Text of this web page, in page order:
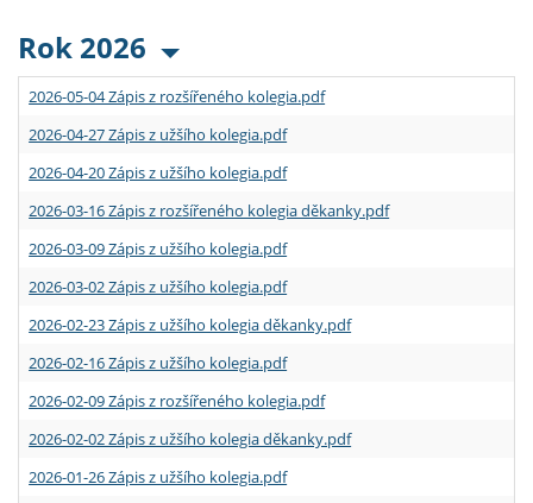
Rok 2026
2026-05-04 Zápis z rozšířeného kolegia.pdf
2026-04-27 Zápis z užšího kolegia.pdf
2026-04-20 Zápis z užšího kolegia.pdf
2026-03-16 Zápis z rozšířeného kolegia děkanky.pdf
2026-03-09 Zápis z užšího kolegia.pdf
2026-03-02 Zápis z užšího kolegia.pdf
2026-02-23 Zápis z užšího kolegia děkanky.pdf
2026-02-16 Zápis z užšího kolegia.pdf
2026-02-09 Zápis z rozšířeného kolegia.pdf
2026-02-02 Zápis z užšího kolegia děkanky.pdf
2026-01-26 Zápis z užšího kolegia.pdf